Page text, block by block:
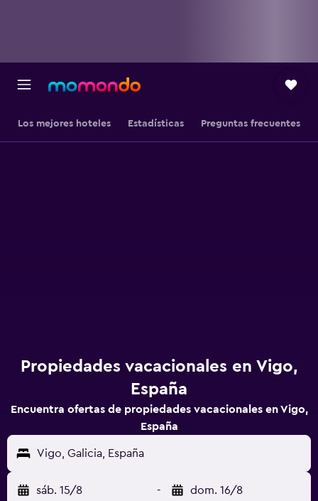
Los mejores hoteles Estadísticas Preguntas frecuentes
Propiedades vacacionales en Vigo,
España
Encuentra ofertas de propiedades vacacionales en Vigo,
España
Vigo, Galicia, España
sáb. 15/8 - dom. 16/8